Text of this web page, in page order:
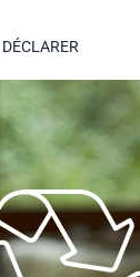
DÉCLARER